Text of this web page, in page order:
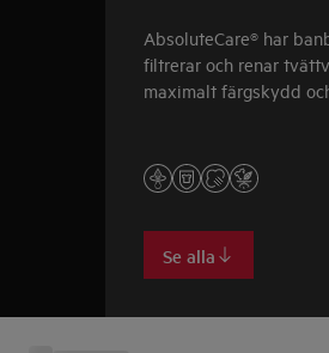
AbsoluteCare® har
filtrerar och renar
maximalt färgskydd
Se alla